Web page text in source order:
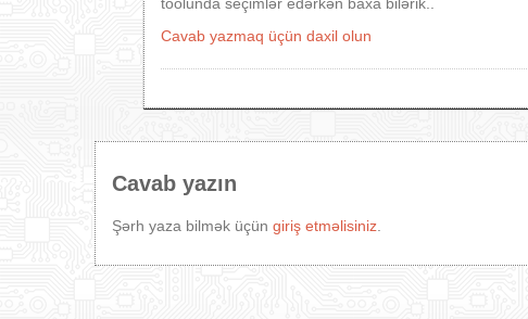
Cavab yazmaq üçün daxil olun
Cavab yazın
Şərh yaza bilmək üçün giriş etməlisiniz